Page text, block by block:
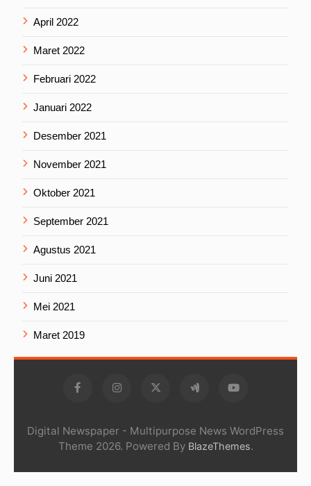
April 2022
Maret 2022
Februari 2022
Januari 2022
Desember 2021
November 2021
Oktober 2021
September 2021
Agustus 2021
Juni 2021
Mei 2021
Maret 2019
Digital Newspaper - Multipurpose News WordPress
Theme 2026. Powered By BlazeThemes.